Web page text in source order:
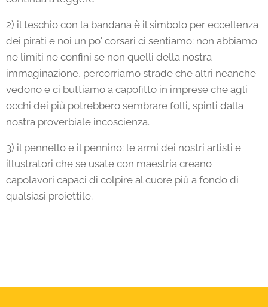
2) il teschio con la bandana è il simbolo per eccellenza
dei pirati e noi un po' corsari ci sentiamo: non abbiamo
ne limiti ne confini se non quelli della nostra
immaginazione, percorriamo strade che altri neanche
vedono e ci buttiamo a capofitto in imprese che agli
occhi dei più potrebbero sembrare folli, spinti dalla
nostra proverbiale incoscienza.
3) il pennello e il pennino: le armi dei nostri artisti e
illustratori che se usate con maestria creano
capolavori capaci di colpire al cuore più a fondo di
qualsiasi proiettile.